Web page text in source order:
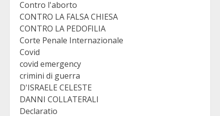
Contro l'aborto
CONTRO LA FALSA CHIESA
CONTRO LA PEDOFILIA
Corte Penale Internazionale
Covid
covid emergency
crimini di guerra
D'ISRAELE CELESTE
DANNI COLLATERALI
Declaratio